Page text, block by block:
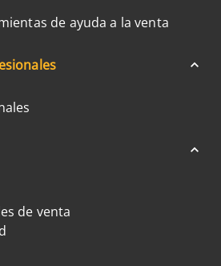
de ayuda a la venta
de venta